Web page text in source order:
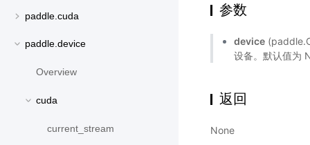
paddle.cuda
paddle.device
Overview
cuda
current_stream
参数
device
设备。默认值为
返回
None